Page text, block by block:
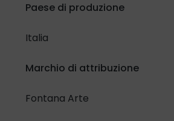
Paese di produzione
Italia
Marchio di attribuzione
Fontana Arte